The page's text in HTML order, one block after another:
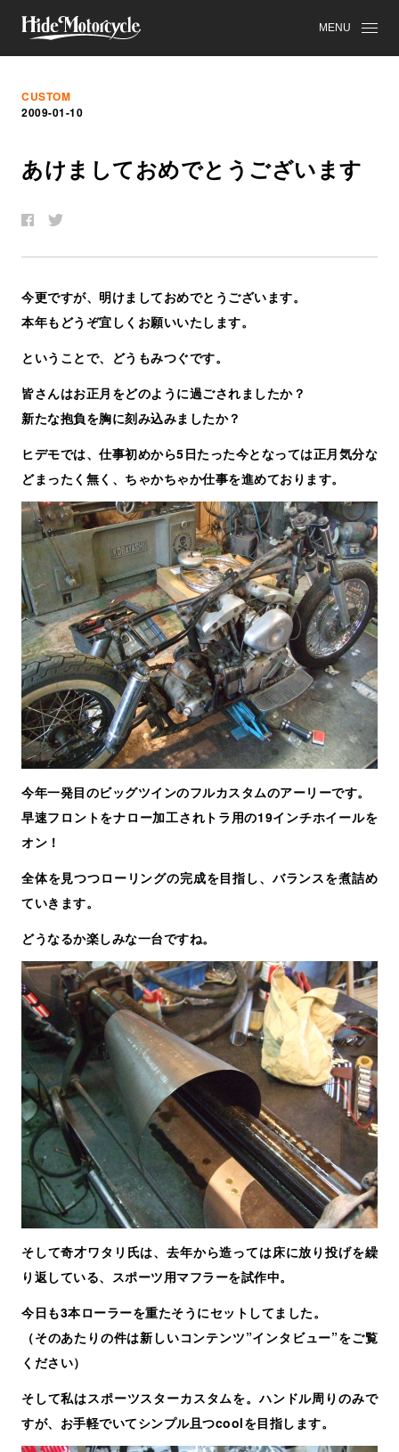
MENU
CUSTOM
2009-01-10
あけま しておめでと う ございます
今更ですが、明けましておめでとうございます。
本年もどうぞ宜しくお願いいたします。
ということで、どうもみつぐです。
皆さんはお正月をどのように過ごされましたか？
新たな抱負を胸に刻み込みましたか？
ヒデモでは、仕事初めから5日たった今となっては正月気分な
どまったく無く、ちゃかちゃか仕事を進めております。
今年一発目のビッグツインのフルカスタムのアーリーです。
早速フロントをナロー加工されトラ用の19インチホイールを
オン！
全体を見つつローリングの完成を目指し、バランスを煮詰め
ていきます。
どうなるか楽しみな一台ですね。
そして奇才ワタリ氏は、去年から造っては床に放り投げを繰
り返している、スポーツ用マフラーを試作中。
今日も3本ローラーを重たそうにセットしてました。
（そのあたりの件は新しいコンテンツ”インタビュー”をご覧
ください）
そして私はスポーツスターカスタムを。ハンドル周りのみで
すが、お手軽でいてシンプル且つcoolを目指します。